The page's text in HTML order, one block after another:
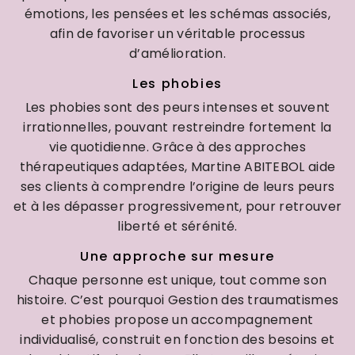
émotions, les pensées et les schémas associés,
afin de favoriser un véritable processus
d’amélioration.
Les phobies
Les phobies sont des peurs intenses et souvent
irrationnelles, pouvant restreindre fortement la
vie quotidienne. Grâce à des approches
thérapeutiques adaptées, Martine ABITEBOL aide
ses clients à comprendre l’origine de leurs peurs
et à les dépasser progressivement, pour retrouver
liberté et sérénité.
Une approche sur mesure
Chaque personne est unique, tout comme son
histoire. C’est pourquoi Gestion des traumatismes
et phobies propose un accompagnement
individualisé, construit en fonction des besoins et